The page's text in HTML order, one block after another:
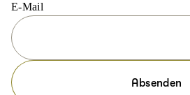
E-Mail
Absenden